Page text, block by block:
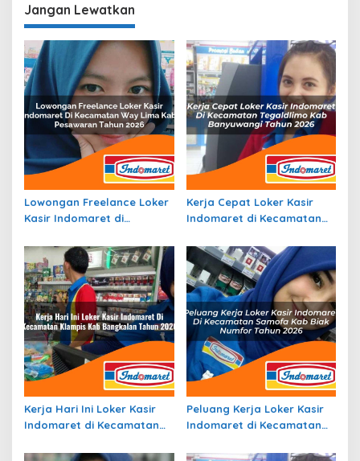
Jangan Lewatkan
Lowongan Freelance Loker
Kasir Indomaret di
Pesawaran Tahun 2026
Kerja Cepat Loker Kasir
Indomaret di Kecamatan
Banyuwangi Tahun 2026
Kerja Hari Ini Loker Kasir
Indomaret di Kecamatan
Tahun 2026
Peluang Kerja Loker Kasir
Indomaret di Kecamatan
Tahun 2026